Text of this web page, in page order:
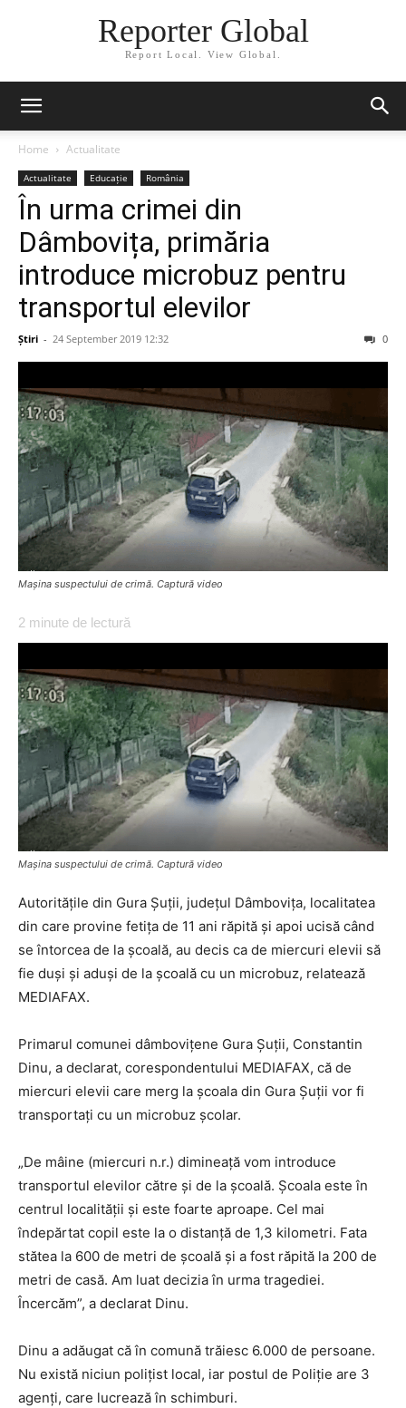
Reporter Global
Report Local. View Global.
Home Actualitate
Actualitate Educație România
În urma crimei din
Dâmbovița, primăria
introduce microbuz pentru
transportul elevilor
Știri - 24 September 2019 12:32 0
Mașina suspectului de crimă. Captură video
2 minute de lectură
Mașina suspectului de crimă. Captură video
Autoritățile din Gura Șuții, județul Dâmbovița, localitatea
din care provine fetița de 11 ani răpită și apoi ucisă când
se întorcea de la școală, au decis ca de miercuri elevii să
fie duși și aduși de la școală cu un microbuz, relatează
MEDIAFAX.
Primarul comunei dâmbovițene Gura Șuții, Constantin
Dinu, a declarat, corespondentului MEDIAFAX, că de
miercuri elevii care merg la școala din Gura Șuții vor fi
transportați cu un microbuz școlar.
„De mâine (miercuri n.r.) dimineață vom introduce
transportul elevilor către și de la școală. Școala este în
centrul localității și este foarte aproape. Cel mai
îndepărtat copil este la o distanță de 1,3 kilometri. Fata
stătea la 600 de metri de școală și a fost răpită la 200 de
metri de casă. Am luat decizia în urma tragediei.
Încercăm”, a declarat Dinu.
Dinu a adăugat că în comună trăiesc 6.000 de persoane.
Nu există niciun polițist local, iar postul de Poliție are 3
agenți, care lucrează în schimburi.